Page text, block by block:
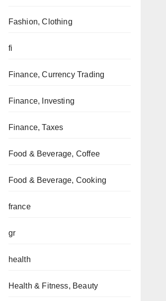
Fashion, Clothing
fi
Finance, Currency Trading
Finance, Investing
Finance, Taxes
Food & Beverage, Coffee
Food & Beverage, Cooking
france
gr
health
Health & Fitness, Beauty